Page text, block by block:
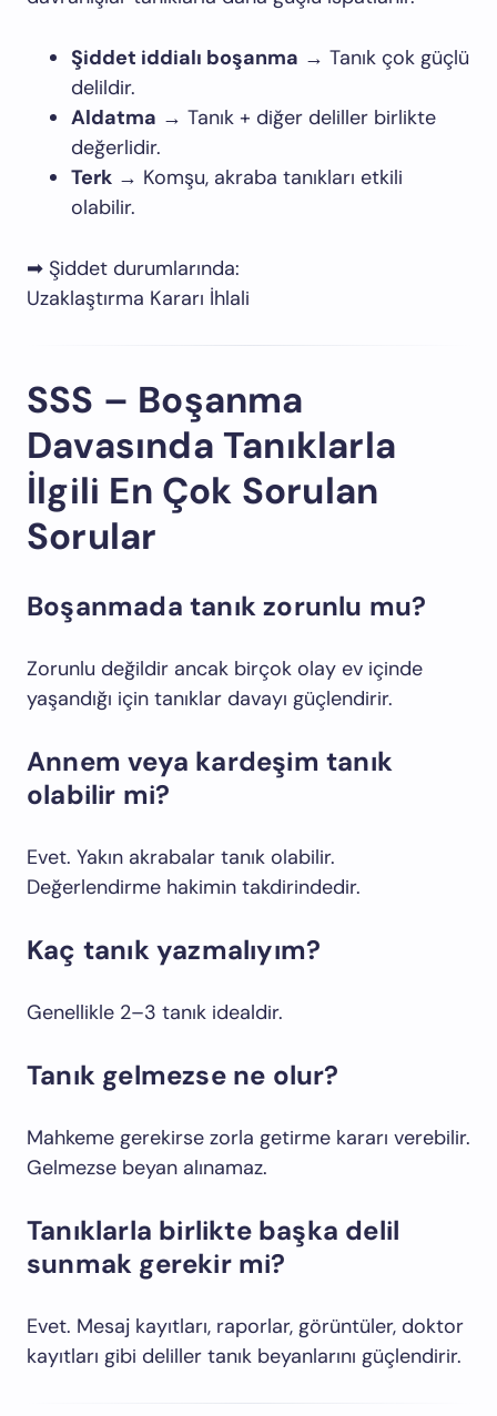
Şiddet iddialı boşanma → Tanık çok güçlü
delildir.
Aldatma → Tanık + diğer deliller birlikte
değerlidir.
Terk → Komşu, akraba tanıkları etkili
olabilir.
➡ Şiddet durumlarında:
Uzaklaştırma Kararı İhlali
SSS – Boşanma
Davasında Tanıklarla
İlgili En Çok Sorulan
Sorular
Boşanmada tanık zorunlu mu?
Zorunlu değildir ancak birçok olay ev içinde
yaşandığı için tanıklar davayı güçlendirir.
Annem veya kardeşim tanık
olabilir mi?
Evet. Yakın akrabalar tanık olabilir.
Değerlendirme hakimin takdirindedir.
Kaç tanık yazmalıyım?
Genellikle 2–3 tanık idealdir.
Tanık gelmezse ne olur?
Mahkeme gerekirse zorla getirme kararı verebilir.
Gelmezse beyan alınamaz.
Tanıklarla birlikte başka delil
sunmak gerekir mi?
Evet. Mesaj kayıtları, raporlar, görüntüler, doktor
kayıtları gibi deliller tanık beyanlarını güçlendirir.